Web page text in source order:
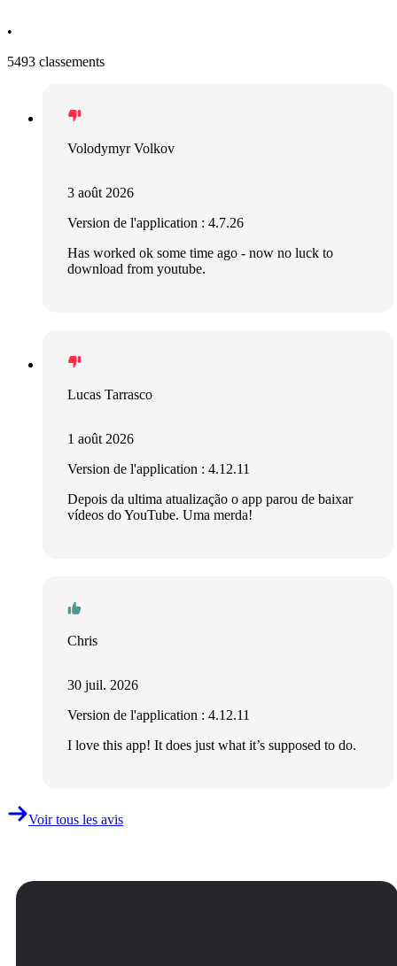
•
5493 classements
Volodymyr Volkov
3 août 2026
Version de l'application : 4.7.26
Has worked ok some time ago - now no luck to
download from youtube.
Lucas Tarrasco
1 août 2026
Version de l'application : 4.12.11
Depois da ultima atualização o app parou de baixar
vídeos do YouTube. Uma merda!
Chris
30 juil. 2026
Version de l'application : 4.12.11
I love this app! It does just what it’s supposed to do.
Voir tous les avis